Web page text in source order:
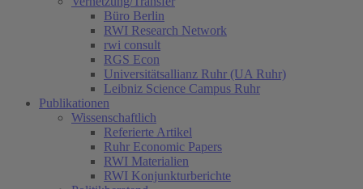
Büro Berlin
RWI Research Network
rwi consult
RGS Econ
Universitätsallianz Ruhr (UA Ruhr)
Leibniz Science Campus Ruhr
Publikationen
Wissenschaftlich
Referierte Artikel
Ruhr Economic Papers
RWI Materialien
RWI Konjunkturberichte(current)